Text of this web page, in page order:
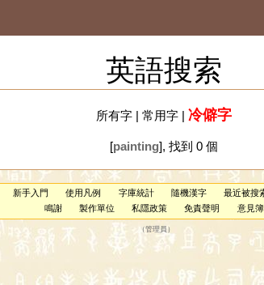
英語搜索
所有字| 常用字| 冷僻字
[painting], 找到 0 個
新手入門 使用凡例 字庫統計 隨機漢字
最近被搜
鳴謝
製作單位 私隱政策 免責聲明 意見簿
（管理員 ）